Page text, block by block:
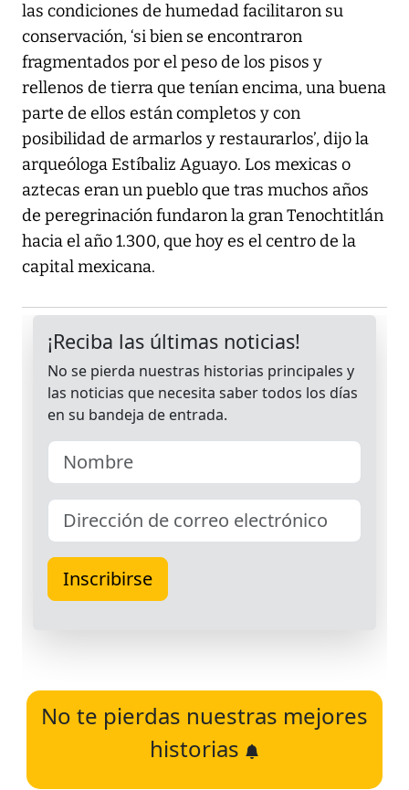
las condiciones de humedad facilitaron su
conservación, ‘si bien se encontraron
fragmentados por el peso de los pisos y
rellenos de tierra que tenían encima, una buena
parte de ellos están completos y con
posibilidad de armarlos y restaurarlos’, dijo la
arqueóloga Estíbaliz Aguayo. Los mexicas o
aztecas eran un pueblo que tras muchos años
de peregrinación fundaron la gran Tenochtitlán
hacia el año 1.300, que hoy es el centro de la
capital mexicana.
No te pierdas nuestras mejores
historias